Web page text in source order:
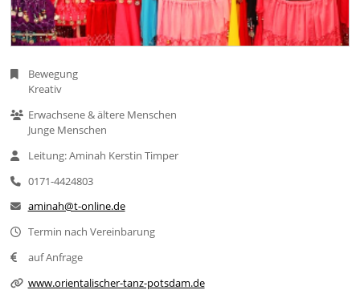
Bewegung
Kreativ
Erwachsene & ältere Menschen
Junge Menschen
Leitung: Aminah Kerstin Timper
0171-4424803
aminah@t-online.de
Termin nach Vereinbarung
auf Anfrage
www.orientalischer-tanz-potsdam.de